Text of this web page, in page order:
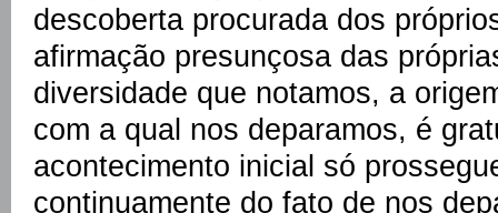
descoberta procurada dos
afirmação presunçosa das
diversidade que notamos, a
com a qual nos deparamos, é
acontecimento inicial só
continuamente do fato de nos